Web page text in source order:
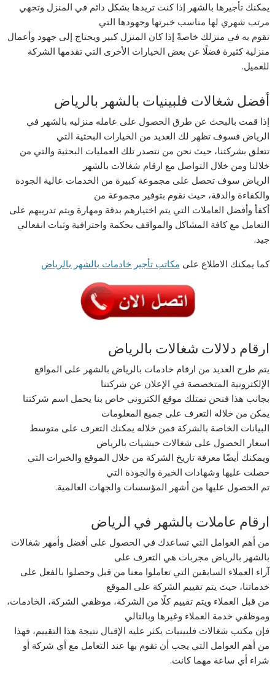
يمكنك تأجيرها بالشهر إذا كنت تريدها بشكل دائم في المنزل وتجهي
مرتب شهري لها مناسب خبرتها وجهودها التي
تقوم به في منزلك خاصةً إذا كان المنزل كبير ويحتاج إلى جهود وأعمال
منزلية كثيرة فضلًا عن بعض الخيارات الأخرى التي تقدمها الشركة
للعميل.
أفضل شغالات فلبينيات بالشهر بالرياض
إذا قمت بالبحث عن طرق الحصول على عامله منزليه بالشهر في
الرياض فسوف تظهر لك العديد من الخيارات البحثية التي
تتعلق بشركتنا، حيث نحن من نتصدر تلك العمليات البحثية والتي من
خلالنا ومن خلال التواصل مع ارقام شغالات بالشهر
الرياض سوف تحصل على مجموعة كبيرة من الخدمات عالية الجودة
والكفاءة والدقة، حيث نقوم بتوفير مجموعة من
أكفأ وأفضل العاملات التي يتم اختيارهم بدقة ومهارة ويتم تدريبهم على
التعامل مع كافة المشاكل والمواقف بحكمة واحترافية وثبات انفعالي
جيد.
كما يمكنك الاطلاع على مكاتب تأجير خادمات بالشهر بالرياض
ارقام دلالات شغالات بالرياض
يتم طرح العديد من ارقام خادمات بالرياض بالشهر على المواقع
الإلكترونية المتخصصة في الإعلان عن شركتنا
بجانب هذا فنحن نمتلك موقع الكتروني خاص بنا يحمل اسم شركتنا
يمكن من خلاله التعرف على جميع المعلومات
البيانات الخاصة بالشركة فمن خلاله يمكنك التعرف على متوسط
اسعار الحصول على شغالات حبشيات بالرياض
ويمكنك أيضًا معرفة تاريخ الشركة من خلال الموقع والخبرات التي
حصلت عليها وشهادات الخبرة والجودة التي
تم الحصول عليها من أشهر المؤسسات والجهات العالمية.
ارقام عاملات بالشهر في الرياض
من أهم العوامل التي تساعدك في الحصول على أفضل وأمهر شغالات
بالشهر بالرياض مجربات هي التعرف على
آراء العملاء السابقين التي تعاملوا معنا من قبل وحصلوا بالفعل على
خدماتنا، حيث يتم تقييم الشركة على الموقع
من قبل العملاء ويتم تقييم كلًا من الشركة، موظفي الشركة، الخادمات،
وموظفي خدمة العملاء وغيرها وبالتالي
فإن مكتب شغالات فلبينيات يكثر عليه الإقبال نتيجة هذا التقييم، فهذا
من أهم العوامل التي يجب أن تقوم بها عند التعامل مع أي شركة أو
شراء أي ساعة مهما كانت.